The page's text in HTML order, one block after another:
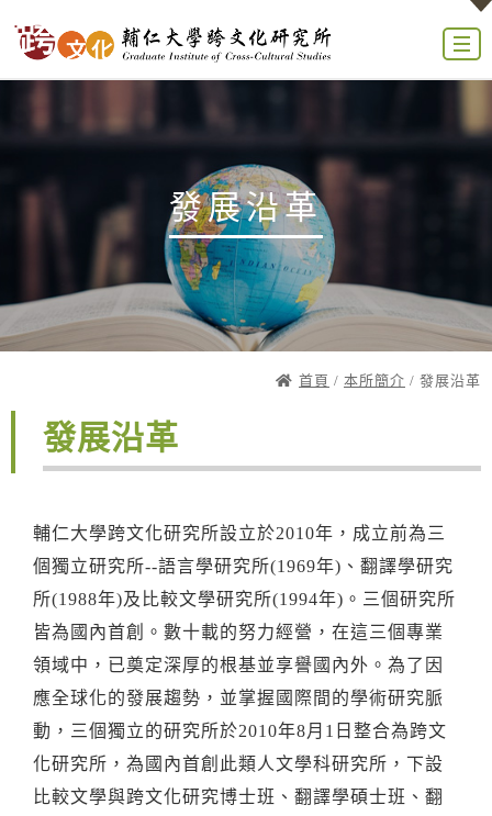
發展沿革
首頁 / 本所簡介 / 發展沿革
發展沿革
輔仁大學跨文化研究所設立於2010年，成立前為三
個獨立研究所--語言學研究所(1969年)、翻譯學研究
所(1988年)及比較文學研究所(1994年)。三個研究所
皆為國內首創。數十載的努力經營，在這三個專業
領域中，已奠定深厚的根基並享譽國內外。為了因
應全球化的發展趨勢，並掌握國際間的學術研究脈
動，三個獨立的研究所於2010年8月1日整合為跨文
化研究所，為國內首創此類人文學科研究所，下設
比較文學與跨文化研究博士班、翻譯學碩士班、翻